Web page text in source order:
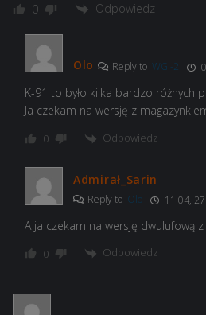
0 Odpowiedz
Olo Reply toWG -2
K-91 to było kilka bardzo różnych
Ja czekam na wersję z
0 Odpowiedz
Admirał_Sarin
Reply to Olo 11:04,
A ja czekam na wersję dwulufową
0 Odpowiedz